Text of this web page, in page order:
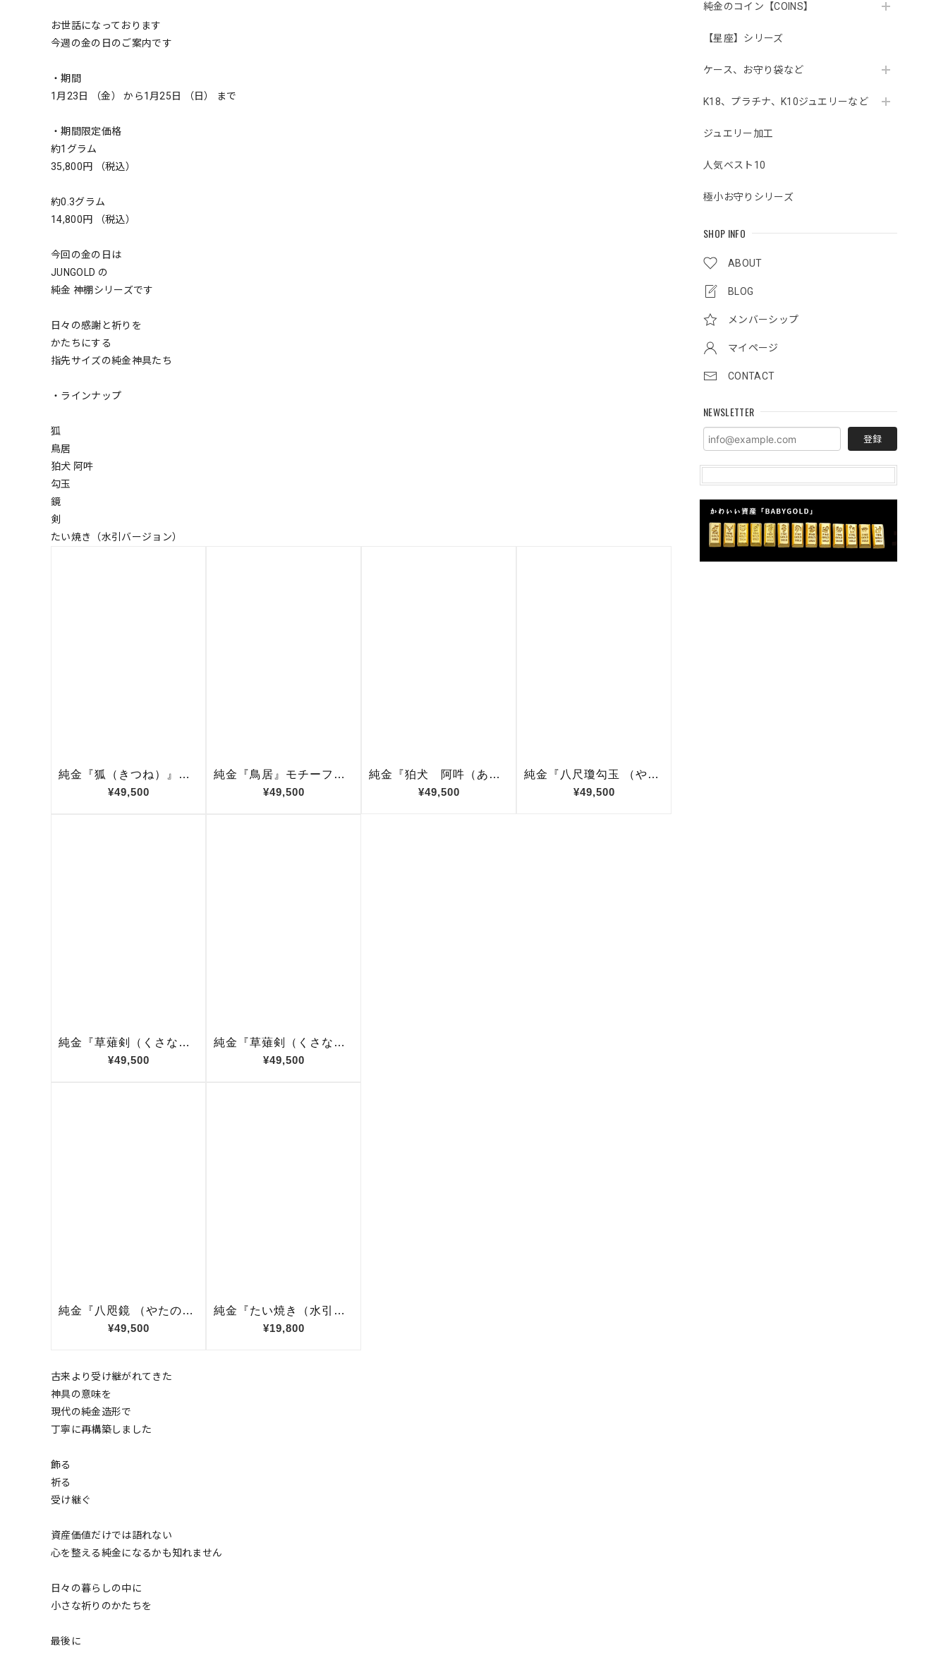
純金のコイン【COINS】
【星座】シリーズ
ケース、お守り袋など
K18、プラチナ、K10ジュエリーなど
ジュエリー加工
人気ベスト10
極小お守りシリーズ
SHOP INFO
ABOUT
BLOG
メンバーシップ
マイページ
CONTACT
NEWSLETTER
登録
お世話になっております
今週の金の日のご案内です
・期間
1月23日 （金） から1月25日 （日） まで
・期間限定価格
約1グラム
35,800円 （税込）
約0.3グラム
14,800円 （税込）
今回の金の日は
JUNGOLD の
純金 神棚シリーズです
日々の感謝と祈りを
かたちにする
指先サイズの純金神具たち
・ラインナップ
狐
鳥居
狛犬 阿吽
勾玉
鏡
剣
たい焼き（水引バージョン）
古来より受け継がれてきた
神具の意味を
現代の純金造形で
丁寧に再構築しました
飾る
祈る
受け継ぐ
資産価値だけでは語れない
心を整える純金になるかも知れません
日々の暮らしの中に
小さな祈りのかたちを
最後に